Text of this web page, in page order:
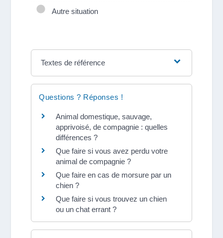
Autre situation
Textes de référence
Questions ? Réponses !
Animal domestique, sauvage,
apprivoisé, de compagnie : quelles
différences ?
Que faire si vous avez perdu votre
animal de compagnie ?
Que faire en cas de morsure par un
chien ?
Que faire si vous trouvez un chien
ou un chat errant ?